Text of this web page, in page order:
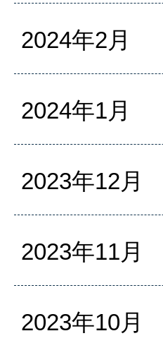
2024年2月
2024年1月
2023年12月
2023年11月
2023年10月